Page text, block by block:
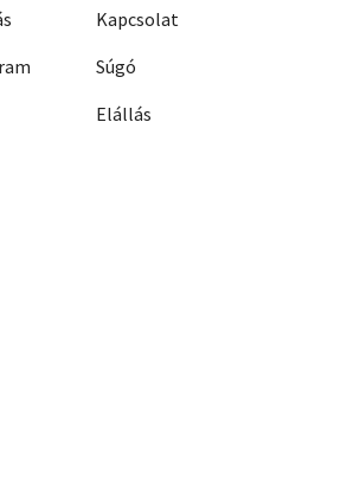
Kapcsolat
Súgó
Elállás